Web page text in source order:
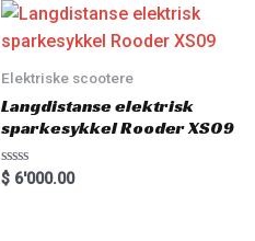
Elektriske scootere
Langdistanse elektrisk
sparkesykkel Rooder XS09
R
a
$6'000.00